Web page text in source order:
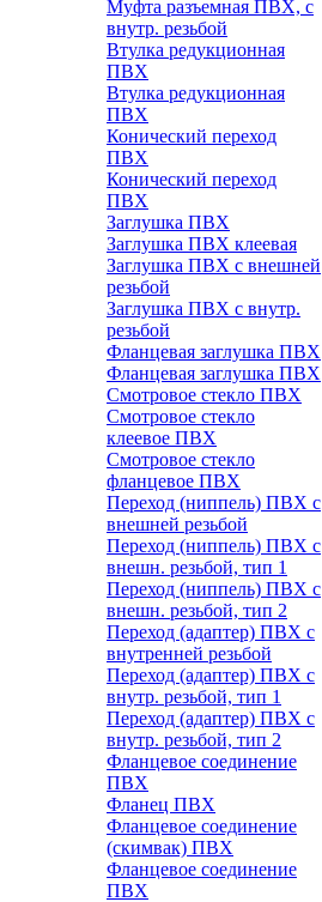
Муфта разъемная ПВХ, с
внутр. резьбой
Втулка редукционная
ПВХ
Втулка редукционная
ПВХ
Конический переход
ПВХ
Конический переход
ПВХ
Заглушка ПВХ
Заглушка ПВХ клеевая
Заглушка ПВХ с внешней
резьбой
Заглушка ПВХ с внутр.
резьбой
Фланцевая заглушка ПВХ
Фланцевая заглушка ПВХ
Смотровое стекло ПВХ
Смотровое стекло
клеевое ПВХ
Смотровое стекло
фланцевое ПВХ
Переход (ниппель) ПВХ с
внешней резьбой
Переход (ниппель) ПВХ с
внешн. резьбой, тип 1
Переход (ниппель) ПВХ с
внешн. резьбой, тип 2
Переход (адаптер) ПВХ с
внутренней резьбой
Переход (адаптер) ПВХ с
внутр. резьбой, тип 1
Переход (адаптер) ПВХ с
внутр. резьбой, тип 2
Фланцевое соединение
ПВХ
Фланец ПВХ
Фланцевое соединение
(скимвак) ПВХ
Фланцевое соединение
ПВХ